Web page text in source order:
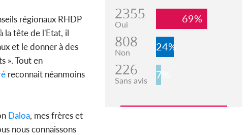
régionaux RHDP
la tête de l'Etat, il
et le donner à des
». Tout en
reconnait néanmoins
Daloa, mes frères et
nous connaissons
2355
Oui 69%
808
Non 24%
226
Sans avis 7%